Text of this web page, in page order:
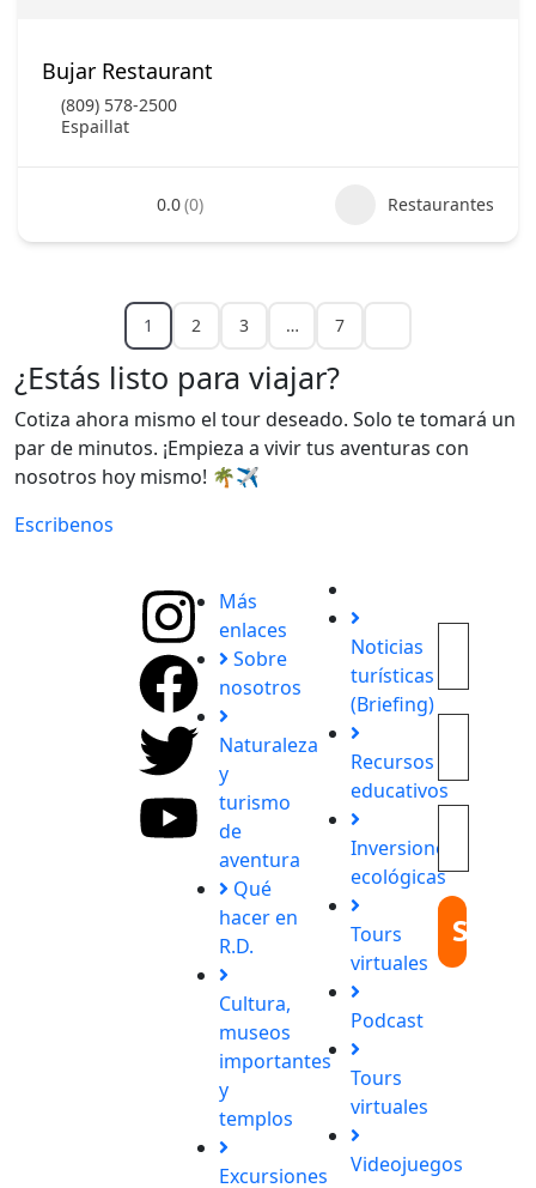
Bujar Restaurant
(809) 578-2500
Espaillat
0.0(0) Restaurantes
1 2 3 … 7
¿Estás listo para viajar?
Cotiza ahora mismo el tour deseado. Solo te tomará un
par de minutos. ¡Empieza a vivir tus aventuras con
nosotros hoy mismo! 🌴✈️
Escribenos
experiencias
inolvidables.
Más
enlaces
Sobre
nosotros
Naturaleza
y
turismo
de
aventura
Qué
hacer en
R.D.
Cultura,
museos
importantes
y
templos
Excursiones
Noticias
turísticas
(Briefing)
Recursos
educativos
Inversiones
ecológicas
Tours
virtuales
Podcast
Tours
virtuales
Videojuegos